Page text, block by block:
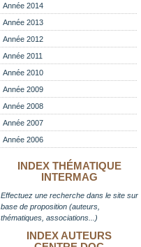
Année 2014
Année 2013
Année 2012
Année 2011
Année 2010
Année 2009
Année 2008
Année 2007
Année 2006
INDEX THÉMATIQUE
INTERMAG
Effectuez une recherche dans le site sur
base de proposition (auteurs,
thématiques, associations...)
INDEX AUTEURS